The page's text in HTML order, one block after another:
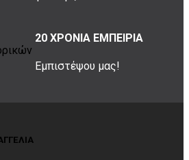
20 ΧΡΟΝΙΑ ΕΜΠΕΙΡΙΑ
Εμπιστέψου μας!